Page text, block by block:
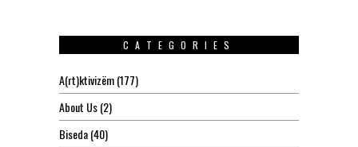
CATEGORIES
A(rt)ktivizëm(177)
About Us(2)
Biseda(40)